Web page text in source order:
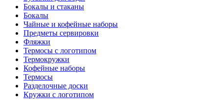
Бокалы и стаканы
Бокалы
Чайные и кофейные наборы
Предметы сервировки
Фляжки
Термосы с логотипом
Термокружки
Кофейные наборы
Термосы
Разделочные доски
Кружки с логотипом